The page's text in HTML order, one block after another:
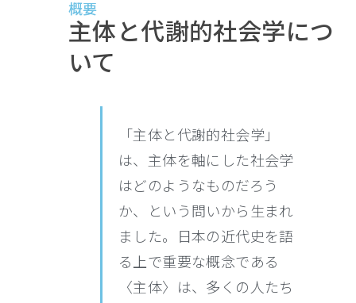
概要
主体と代謝的社会学につ
いて
「主体と代謝的社会学」
は、主体を軸にした社会学
はどのようなものだろう
か、という問いから生まれ
ました。日本の近代史を語
る上で重要な概念である
〈主体〉は、多くの人たち